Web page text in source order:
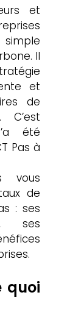
et
Il
et
de
C’est
été
Pas à
vous
de
: ses
ses
quoi